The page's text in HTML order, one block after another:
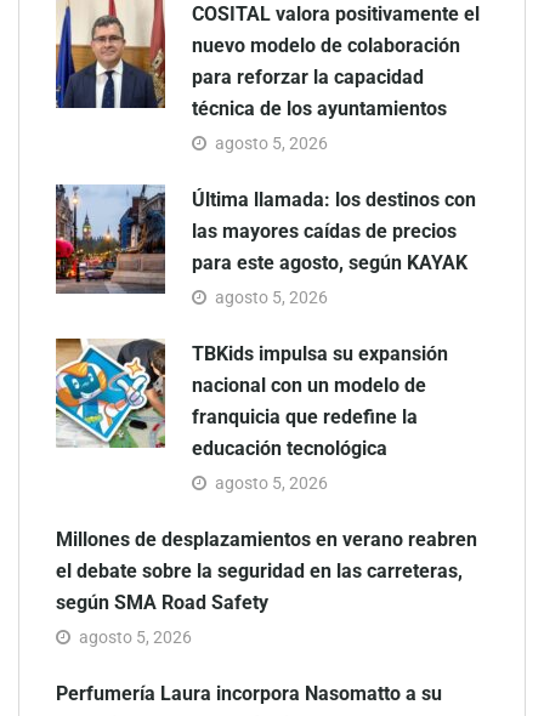
COSITAL valora positivamente el
nuevo modelo de colaboración
para reforzar la capacidad
técnica de los ayuntamientos
agosto 5, 2026
Última llamada: los destinos con
las mayores caídas de precios
para este agosto, según KAYAK
agosto 5, 2026
TBKids impulsa su expansión
nacional con un modelo de
franquicia que redefine la
educación tecnológica
agosto 5, 2026
Millones de desplazamientos en verano reabren
el debate sobre la seguridad en las carreteras,
según SMA Road Safety
agosto 5, 2026
Perfumería Laura incorpora Nasomatto a su